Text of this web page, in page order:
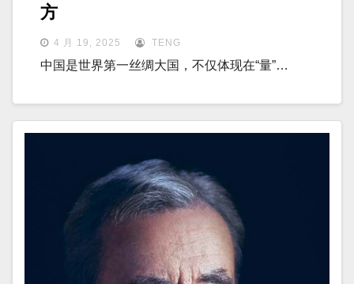
方
4 月 19, 2025 TENG
中国是世界第一丝绸大国，不仅体现在“量”…